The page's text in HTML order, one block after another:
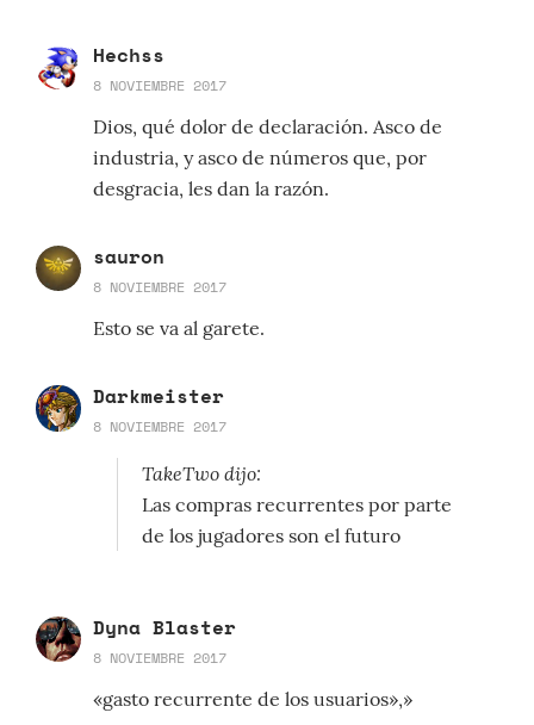
Hechss
8 NOVIEMBRE 2017
Dios, qué dolor de declaración. Asco de
industria, y asco de números que, por
desgracia, les dan la razón.
sauron
8 NOVIEMBRE 2017
Esto se va al garete.
Darkmeister
8 NOVIEMBRE 2017
TakeTwo dijo:
Las compras recurrentes por parte
de los jugadores son el futuro
Dyna Blaster
8 NOVIEMBRE 2017
«gasto recurrente de los usuarios»,»